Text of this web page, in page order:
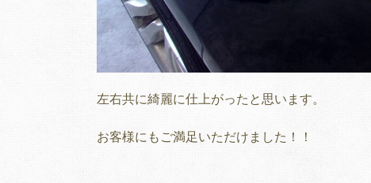
左右共に綺麗に仕上がったと思います。
お客様にもご満足いただけました！！